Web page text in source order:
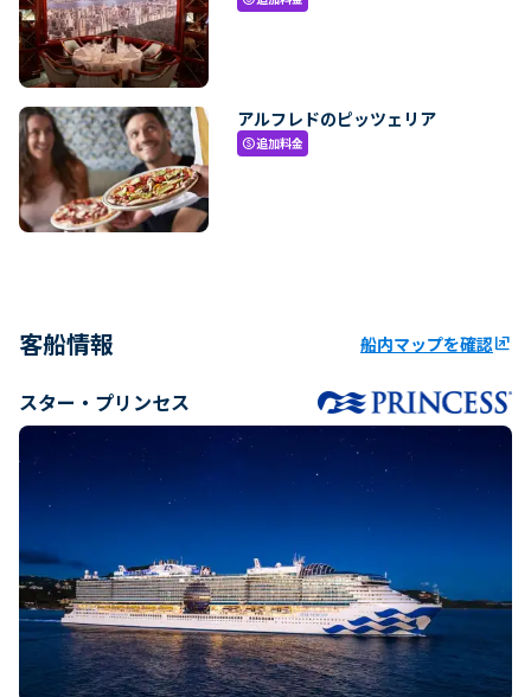
アルフレドのピッツェリア
paid追加料金
客船情報 船内マップを確認ungroup
スター・プリンセス